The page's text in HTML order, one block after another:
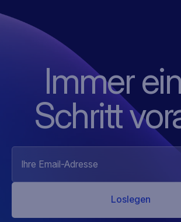
Immer
Schritt